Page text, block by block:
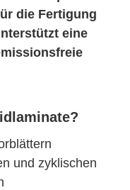
die Fertigung
eine
und zyklischen